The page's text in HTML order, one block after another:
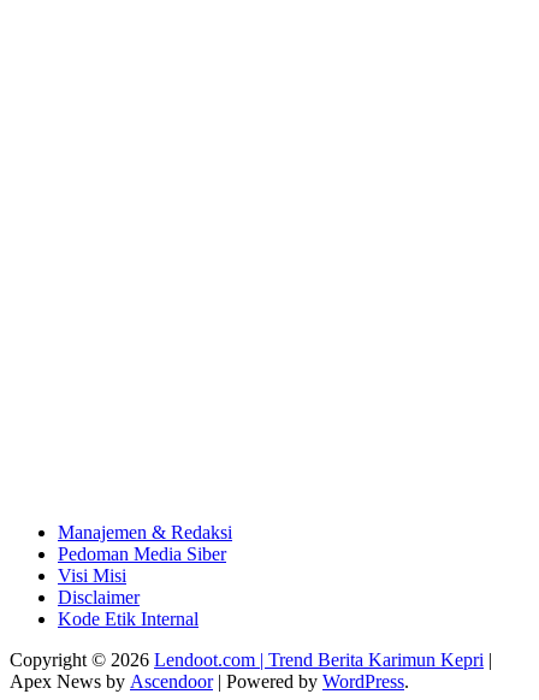
Manajemen & Redaksi
Pedoman Media Siber
Visi Misi
Disclaimer
Kode Etik Internal
Copyright © 2026 Lendoot.com | Trend Berita Karimun Kepri
Apex News by Ascendoor| Powered by WordPress.